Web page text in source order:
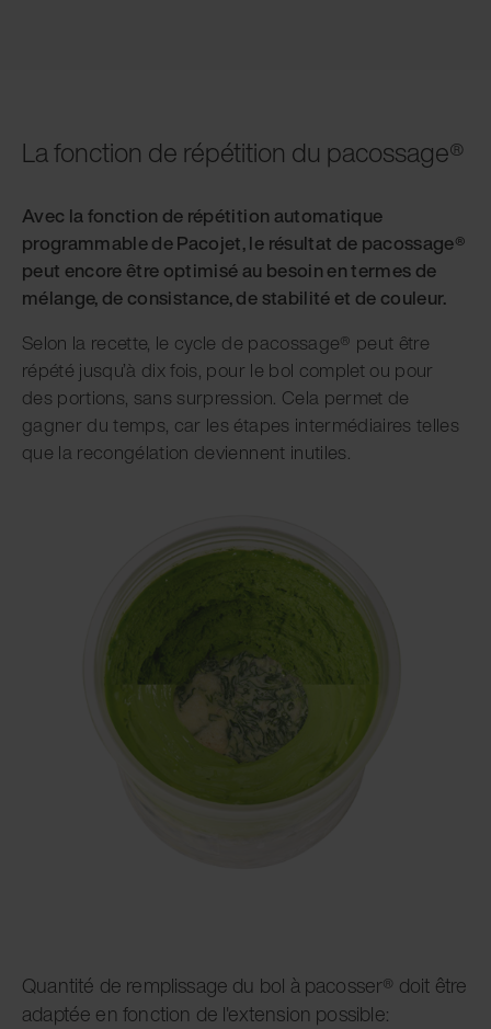
La fonction de répétition du pacossage®
Avec la fonction de répétition automatique
programmable de Pacojet, le résultat de pacossage®
peut encore être optimisé au besoin en termes de
mélange, de consistance, de stabilité et de couleur.
Selon la recette, le cycle de pacossage® peut être
répété jusqu’à dix fois, pour le bol complet ou pour
des portions, sans surpression. Cela permet de
gagner du temps, car les étapes intermédiaires telles
que la recongélation deviennent inutiles.
Quantité de remplissage du bol à pacosser® doit être
adaptée en fonction de l'extension possible: